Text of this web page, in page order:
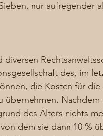
nur aufregender
des, im
die Kosten für
übernehmen. Nachdem
des Alters nichts
dem sie dann 10 %